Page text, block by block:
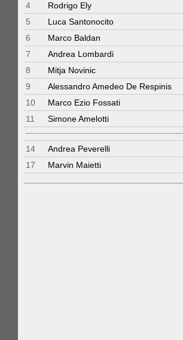
4
Rodrigo Ely
5
Luca Santonocito
6
Marco Baldan
7
Andrea Lombardi
8
Mitja Novinic
9
Alessandro Amedeo De Respinis
10
Marco Ezio Fossati
11
Simone Amelotti
14
Andrea Peverelli
17
Marvin Maietti